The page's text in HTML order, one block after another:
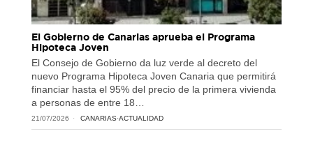
El Gobierno de Canarias aprueba el Programa
Hipoteca Joven
El Consejo de Gobierno da luz verde al decreto del
nuevo Programa Hipoteca Joven Canaria que permitirá
financiar hasta el 95% del precio de la primera vivienda
a personas de entre 18…
21/07/2026 CANARIAS·ACTUALIDAD